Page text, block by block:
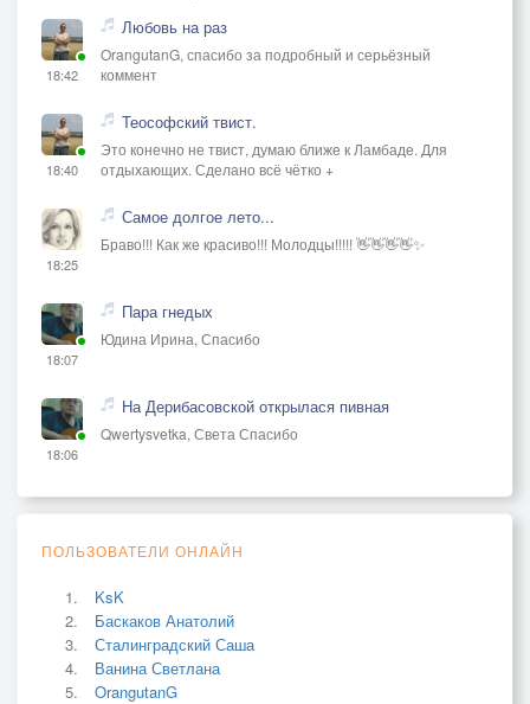
18:42
Любовь на раз
OrangutanG, спасибо за подробный и серьёзный
коммент
18:40
Теософский твист.
Это конечно не твист, думаю ближе к Ламбаде. Для
отдыхающих. Сделано всё чётко +
18:25
Самое долгое лето...
Браво!!! Как же красиво!!! Молодцы!!!!! 👋👋👋👋✨
18:07
Пара гнедых
Юдина Ирина, Спасибо
18:06
На Дерибасовской открылася пивная
Qwertysvetka, Света Спасибо
ПОЛЬЗОВАТЕЛИ ОНЛАЙН
KsK
Баскаков Анатолий
Сталинградский Саша
Ванина Светлана
OrangutanG